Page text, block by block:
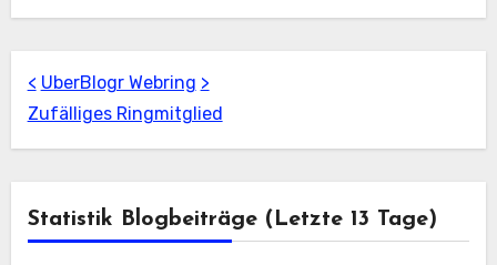
< UberBlogr Webring >
Zufälliges Ringmitglied
Statistik Blogbeiträge (letzte 13 Tage)